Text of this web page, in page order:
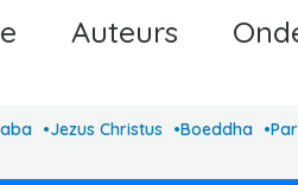
Auteurs
Jezus Christus Boeddha